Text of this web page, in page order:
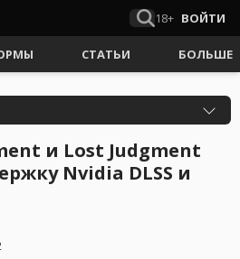
18+ ВОЙТИ
СТАТЬИ БОЛЬШЕ
и Lost Judgment
Nvidia DLSS и